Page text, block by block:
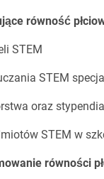
równość
STEM
STEM
oraz
STEM w
równości